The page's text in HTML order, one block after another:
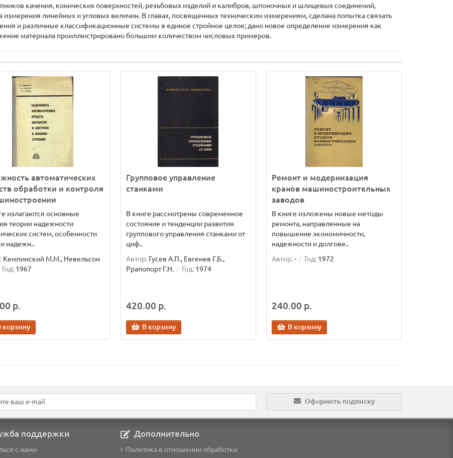
качения, конических поверхностей, резьбовых изделий и калибров, шпоночных и шлицевых соединений,
измерения линейных и угловых величин. В главах, посвященных техническим измерениям, сделана попытка связать
и различные классификационные системы в единое стройное целое; дано новое определение измерения как
материала проиллюстрировано большим количеством числовых примеров.
автоматических
обработки и контроля
излагаются основные
теории надежности
систем, особенности
надежн..
Кемпинский М.М., Невельсон
Год: 1967
р.
корзину
Групповое управление
станками
В книге рассмотрены современное
состояние и тенденции развития
группового управления станками от
циф..
Автор: Гусев А.П., Евгенев Г.Б.,
Ррапопорт Г.Н.
Год: 1974
420.00 р.
В корзину
Ремонт и модернизация
кранов машиностроительных
заводов
В книге изложены новые методы
ремонта, направленные на
повышение экономичности,
надежности и долгове..
Автор:- Год: 1972
240.00 р.
В корзину
Оформить подписку
поддержки
с нами
Дополнительно
Политика в отношении обработки